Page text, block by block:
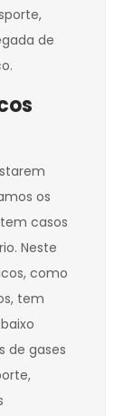
de
os
casos
Neste
como
tem
de gases